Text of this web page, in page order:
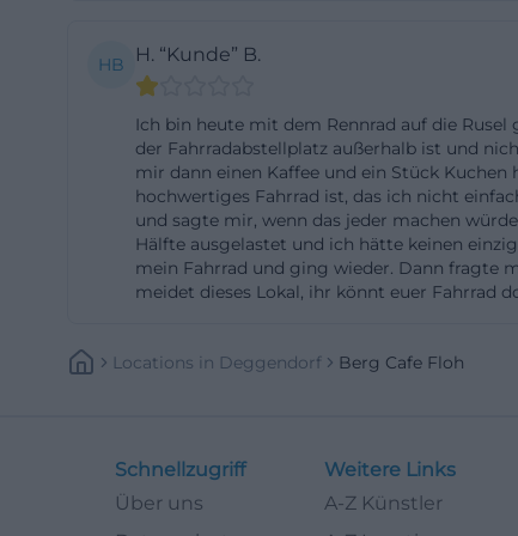
kurzen Kaffee
BERG CAFE
passende
Kuchen, Eis
passt auch zu
und ein
oder berg cafe
präziser wird
Parkplatz am
HB H. “Kunde” B.
Ich bin heute mit dem Rennrad auf die
der Fahrradabstellplatz außerhalb ist und
mir dann einen Kaffee und ein Stück Kuchen
hochwertiges Fahrrad ist, das ich nicht
und sagte mir, wenn das jeder machen
Hälfte ausgelastet und ich hätte keinen
mein Fahrrad und ging wieder. Dann fragte
meidet dieses Lokal, ihr könnt euer Fahrrad
Locations In Deggendorf Berg Cafe Floh
Schnellzugriff
Über uns
Weitere Links
A-Z Künstler